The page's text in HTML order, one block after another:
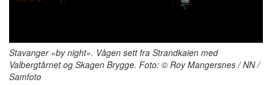
Stavanger «by night». Vågen sett fra Strandkaien med
Valbergtårnet og Skagen Brygge. Foto: © Roy Mangersnes / NN /
Samfoto